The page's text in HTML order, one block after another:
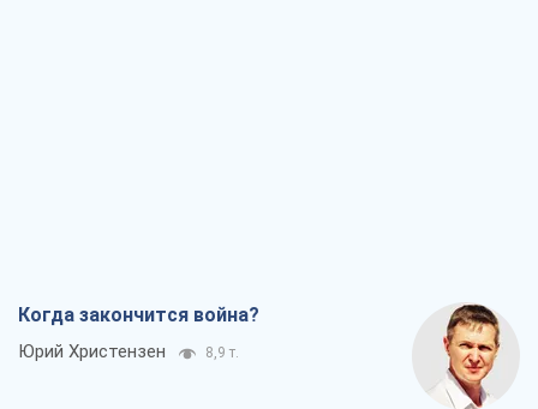
Когда закончится война?
Юрий Христензен 8,9 т.